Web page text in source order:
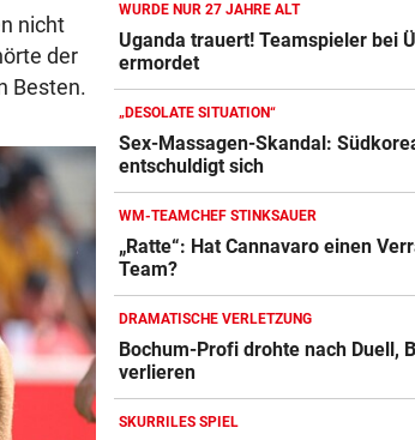
nicht
der
Besten.
WURDE NUR 27 JAHRE ALT
Uganda trauert! Teamspieler bei
ermordet
„DESOLATE SITUATION“
Sex-Massagen-Skandal:
entschuldigt sich
WM-TEAMCHEF STINKSAUER
„Ratte“: Hat Cannavaro einen
Team?
DRAMATISCHE VERLETZUNG
Bochum-Profi drohte nach Duell,
verlieren
SKURRILES SPIEL